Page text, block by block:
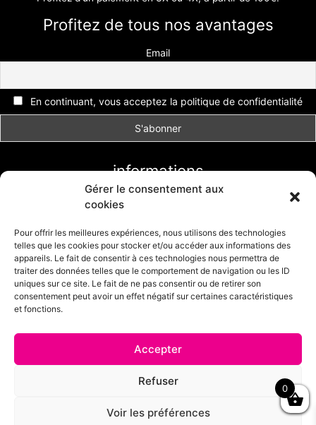
Gérer le consentement aux
cookies
Pour offrir les meilleures expériences, nous utilisons des technologies
telles que les cookies pour stocker et/ou accéder aux informations des
appareils. Le fait de consentir à ces technologies nous permettra de
traiter des données telles que le comportement de navigation ou les ID
uniques sur ce site. Le fait de ne pas consentir ou de retirer son
consentement peut avoir un effet négatif sur certaines caractéristiques
et fonctions.
Accepter
Refuser
Voir les préférences
Profitez de tous nos avantages
Email
En continuant, vous acceptez la politique de confidentialité
informations
Conditions générales de vente
Formulaire de retour
Politique de cookies (UE)
© 2025 - Mode Girly - Boutique en ligne réalisée par
CDS création
Découvrez égalementnotre boutique my little cérémonie
: robes de
0